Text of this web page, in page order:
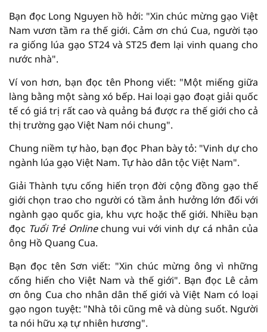
Bạn đọc Long Nguyen hồ hởi: "Xin chúc mừng gạo Việt
Nam vươn tầm ra thế giới. Cảm ơn chú Cua, người tạo
ra giống lúa gạo ST24 và ST25 đem lại vinh quang cho
nước nhà".
Ví von hơn, bạn đọc tên Phong viết: "Một miếng giữa
làng bằng một sàng xó bếp. Hai loại gạo đoạt giải quốc
tế có giá trị rất cao và quảng bá được ra thế giới cho cả
thị trường gạo Việt Nam nói chung".
Chung niềm tự hào, bạn đọc Phan bày tỏ: "Vinh dự cho
ngành lúa gạo Việt Nam. Tự hào dân tộc Việt Nam".
Giải Thành tựu cống hiến trọn đời cộng đồng gạo thế
giới chọn trao cho người có tầm ảnh hưởng lớn đối với
ngành gạo quốc gia, khu vực hoặc thế giới. Nhiều bạn
đọc Tuổi Trẻ Onlinechung vui với vinh dự cá nhân của
ông Hồ Quang Cua.
Bạn đọc tên Sơn viết: "Xin chúc mừng ông vì những
cống hiến cho Việt Nam và thế giới". Bạn đọc Lê cảm
ơn ông Cua cho nhân dân thế giới và Việt Nam có loại
gạo ngon tuyệt: "Nhà tôi cũng mê và dùng suốt. Người
ta nói hữu xạ tự nhiên hương".